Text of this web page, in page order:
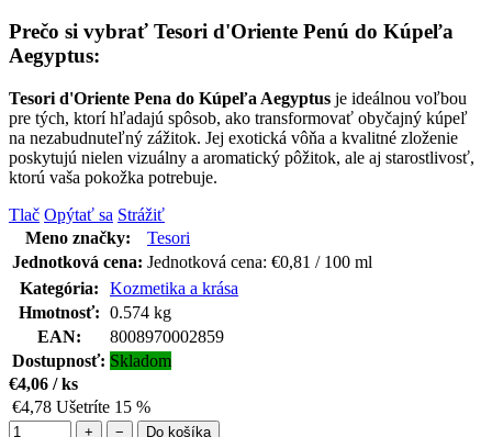
Prečo si vybrať Tesori d'Oriente Penú do Kúpeľa
Aegyptus:
Tesori d'Oriente Pena do Kúpeľa Aegyptus je ideálnou voľbou
pre tých, ktorí hľadajú spôsob, ako transformovať obyčajný kúpeľ
na nezabudnuteľný zážitok. Jej exotická vôňa a kvalitné zloženie
poskytujú nielen vizuálny a aromatický pôžitok, ale aj starostlivosť,
ktorú vaša pokožka potrebuje.
Tlač Opýtať sa Strážiť
Meno značky:
Tesori
Jednotková cena: Jednotková cena: €0,81 / 100 ml
Kategória:
Kozmetika a krása
Hmotnosť: 0.574 kg
EAN:
8008970002859
Dostupnosť: Skladom
€4,06 / ks
€4,78 Ušetríte 15 %
+ − Do košíka